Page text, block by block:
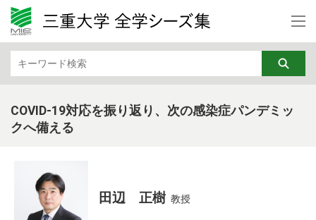
COVID-19対応を振り返り、次の感染症パンデミッ
クへ備える
田辺 正樹 教授
カテゴリから検索
文学・文化・地域
行動科学
看護学 福祉・健康・高齢社会